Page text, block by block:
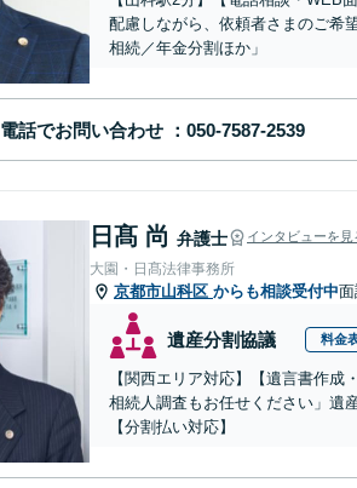
配慮しながら、依頼者さまのご希
相続／年金分割ほか」
電話でお問い合わせ
日髙 尚 弁護士 インタビューを見
大園・日髙法律事務所
京都市山科区 からも相談受付中
遺産分割協議 料金
【関西エリア対応】【遺言書作
相続人調査もお任せください」遺
【分割払い対応】